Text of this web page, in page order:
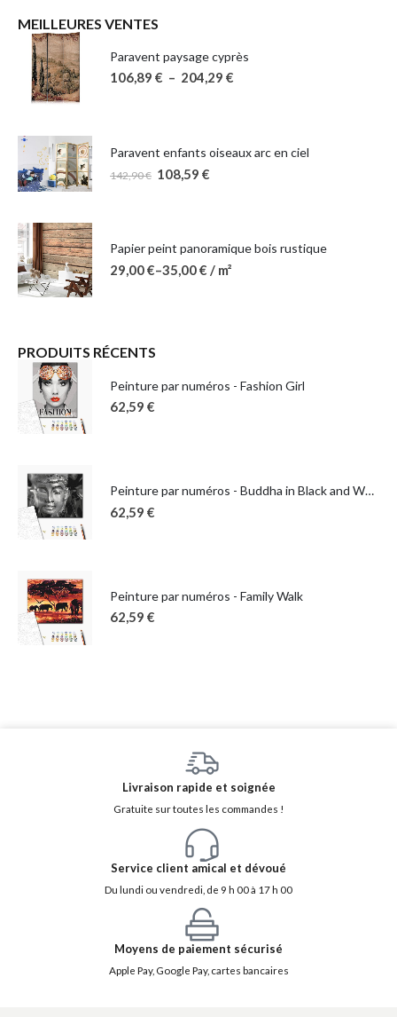
MEILLEURES VENTES
Paravent paysage cyprès
106,89 € – 204,29 €
Paravent enfants oiseaux arc en ciel
142,90€ 108,59 €
Papier peint panoramique bois rustique
29,00€–35,00€ / m²
PRODUITS RÉCENTS
Peinture par numéros - Fashion Girl
62,59 €
Peinture par numéros - Buddha in Black and White
62,59 €
Peinture par numéros - Family Walk
62,59 €
Livraison rapide et soignée
Gratuite sur toutes les commandes !
Service client amical et dévoué
Du lundi ou vendredi, de 9 h 00 à 17 h 00
Moyens de paiement sécurisé
Apple Pay, Google Pay, cartes bancaires